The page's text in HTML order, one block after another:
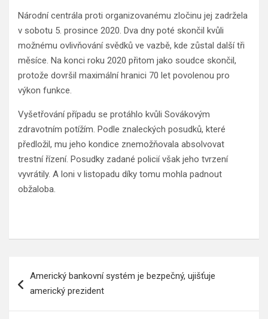
Národní centrála proti organizovanému zločinu jej zadržela
v sobotu 5. prosince 2020. Dva dny poté skončil kvůli
možnému ovlivňování svědků ve vazbě, kde zůstal další tři
měsíce. Na konci roku 2020 přitom jako soudce skončil,
protože dovršil maximální hranici 70 let povolenou pro
výkon funkce.
Vyšetřování případu se protáhlo kvůli Sovákovým
zdravotním potížím. Podle znaleckých posudků, které
předložil, mu jeho kondice znemožňovala absolvovat
trestní řízení. Posudky zadané policií však jeho tvrzení
vyvrátily. A loni v listopadu díky tomu mohla padnout
obžaloba.
proAmerický bankovní systém je bezpečný, ujišťuje
americký prezident